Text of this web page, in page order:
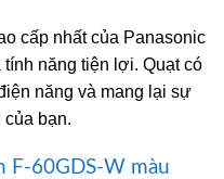
cấp nhất của Panasonic
năng tiện lợi. Quạt có
năng và mang lại sự
của bạn.
F-60GDS-W màu